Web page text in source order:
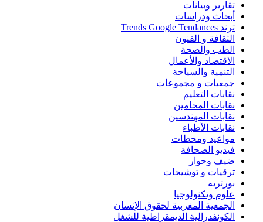
تقارير وبيانات
أبحاث ودراسات
ترند Trends Google Tendances
الثقافة و الفنون
الطب والصحة
الاقتصاد والأعمال
التنمية والسياحة
جمعيات و مجموعات
نقابات التعليم
نقابات المحامين
نقابات المهندسين
نقابات الأطباء
مواعيد ومحطات
فيديو الصحافة
ضيف وحوار
ترقيات و توشيحات
بورتريه
علوم وتكنولوجيا
الجمعية المغربية لحقوق الإنسان
الكونفدرالية الديمقراطية للشغل